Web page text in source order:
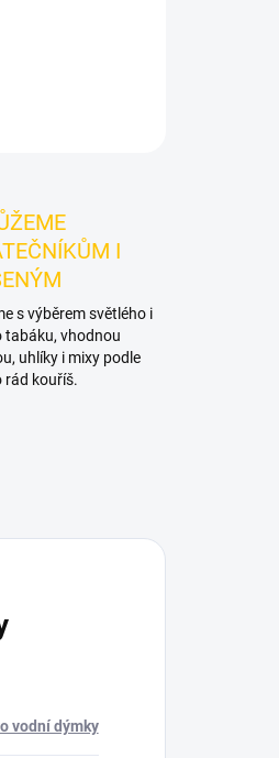
I
s výběrem světlého i
tabáku, vhodnou
uhlíky i mixy podle
rád kouříš.
vodní dýmky